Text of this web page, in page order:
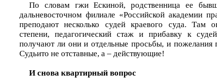
По словам г­жи Ескиной, родственница ее
дальневосточном филиале «Российской академии
преподают несколько судей краевого суда. Там
степени, педагогический стаж и прибавку к
получают ли они и отдельные просьбы, и пожелания
Судьито не отставные, а – действующие!
И снова квартирный вопрос